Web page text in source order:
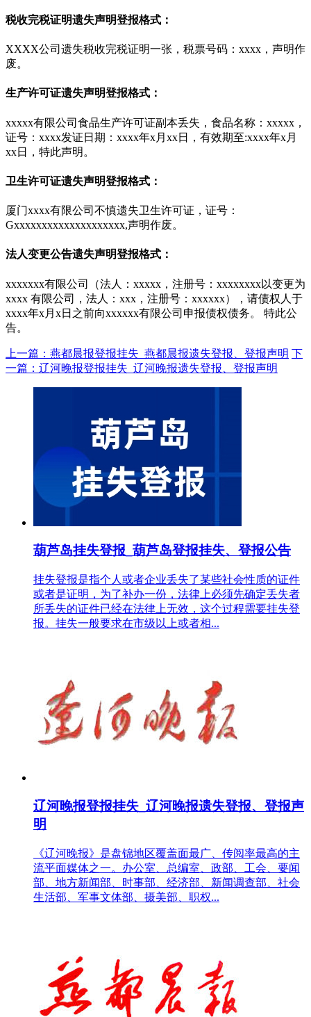
税收完税证明遗失声明登报格式：
XXXX公司遗失税收完税证明一张，税票号码：xxxx，声明作
废。
生产许可证遗失声明登报格式：
xxxxx有限公司食品生产许可证副本丢失，食品名称：xxxxx，
证号：xxxx发证日期：xxxx年x月xx日，有效期至:xxxx年x月
xx日，特此声明。
卫生许可证遗失声明登报格式：
厦门xxxx有限公司不慎遗失卫生许可证，证号：
Gxxxxxxxxxxxxxxxxxxxx,声明作废。
法人变更公告遗失声明登报格式：
xxxxxxx有限公司（法人：xxxxx，注册号：xxxxxxxx以变更为
xxxx 有限公司，法人：xxx，注册号：xxxxxx），请债权人于
xxxx年x月x日之前向xxxxxx有限公司申报债权债务。 特此公
告。
上一篇：燕都晨报登报挂失_燕都晨报遗失登报、登报声明 下
一篇：辽河晚报登报挂失_辽河晚报遗失登报、登报声明
葫芦岛挂失登报_葫芦岛登报挂失、登报公告
挂失登报是指个人或者企业丢失了某些社会性质的证件
或者是证明，为了补办一份，法律上必须先确定丢失者
所丢失的证件已经在法律上无效，这个过程需要挂失登
报。挂失一般要求在市级以上或者相...
辽河晚报登报挂失_辽河晚报遗失登报、登报声
明
《辽河晚报》是盘锦地区覆盖面最广、传阅率最高的主
流平面媒体之一。办公室、总编室、政部、工会、要闻
部、地方新闻部、时事部、经济部、新闻调查部、社会
生活部、军事文体部、摄美部、职权...